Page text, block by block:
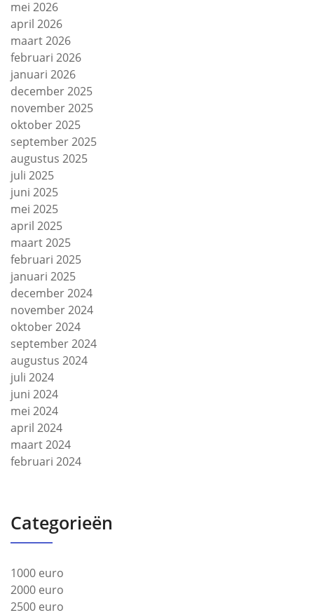
mei 2026
april 2026
maart 2026
februari 2026
januari 2026
december 2025
november 2025
oktober 2025
september 2025
augustus 2025
juli 2025
juni 2025
mei 2025
april 2025
maart 2025
februari 2025
januari 2025
december 2024
november 2024
oktober 2024
september 2024
augustus 2024
juli 2024
juni 2024
mei 2024
april 2024
maart 2024
februari 2024
Categorieën
1000 euro
2000 euro
2500 euro